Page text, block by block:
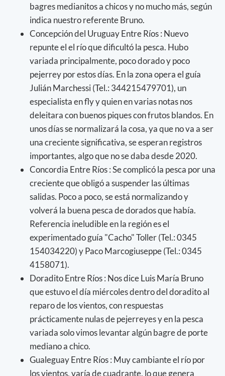
bagres medianitos a chicos y no mucho más, según
indica nuestro referente Bruno.
Concepción del Uruguay Entre Ríos : Nuevo
repunte el el río que dificultó la pesca. Hubo
variada principalmente, poco dorado y poco
pejerrey por estos días. En la zona opera el guía
Julián Marchessi (Tel.: 344215479701), un
especialista en fly y quien en varias notas nos
deleitara con buenos piques con frutos blandos. En
unos días se normalizará la cosa, ya que no va a ser
una creciente significativa, se esperan registros
importantes, algo que no se daba desde 2020.
Concordia Entre Ríos : Se complicó la pesca por una
creciente que obligó a suspender las últimas
salidas. Poco a poco, se está normalizando y
volverá la buena pesca de dorados que había.
Referencia ineludible en la región es el
experimentado guía "Cacho" Toller (Tel.: 0345
154034220) y Paco Marcogiuseppe (Tel.: 0345
4158071).
Doradito Entre Ríos : Nos dice Luis María Bruno
que estuvo el día miércoles dentro del doradito al
reparo de los vientos, con respuestas
prácticamente nulas de pejerreyes y en la pesca
variada solo vimos levantar algún bagre de porte
mediano a chico.
Gualeguay Entre Ríos : Muy cambiante el río por
los vientos, varía de cuadrante, lo que genera